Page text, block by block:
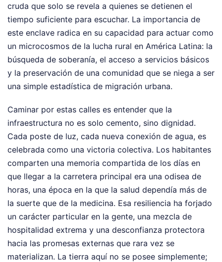
cruda que solo se revela a quienes se detienen el
tiempo suficiente para escuchar. La importancia de
este enclave radica en su capacidad para actuar como
un microcosmos de la lucha rural en América Latina: la
búsqueda de soberanía, el acceso a servicios básicos
y la preservación de una comunidad que se niega a ser
una simple estadística de migración urbana.
Caminar por estas calles es entender que la
infraestructura no es solo cemento, sino dignidad.
Cada poste de luz, cada nueva conexión de agua, es
celebrada como una victoria colectiva. Los habitantes
comparten una memoria compartida de los días en
que llegar a la carretera principal era una odisea de
horas, una época en la que la salud dependía más de
la suerte que de la medicina. Esa resiliencia ha forjado
un carácter particular en la gente, una mezcla de
hospitalidad extrema y una desconfianza protectora
hacia las promesas externas que rara vez se
materializan. La tierra aquí no se posee simplemente;